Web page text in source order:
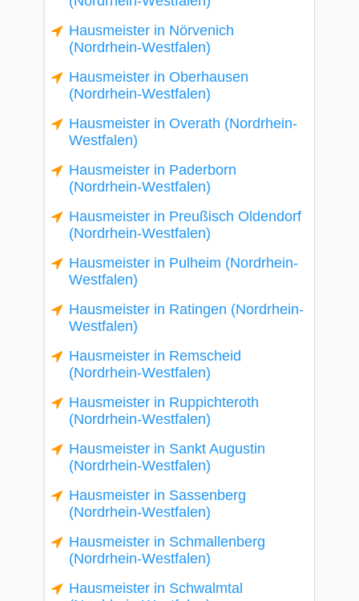
Hausmeister in Nörvenich
(Nordrhein-Westfalen)
Hausmeister in Oberhausen
(Nordrhein-Westfalen)
Hausmeister in Overath (Nordrhein-
Westfalen)
Hausmeister in Paderborn
(Nordrhein-Westfalen)
Hausmeister in Preußisch Oldendorf
(Nordrhein-Westfalen)
Hausmeister in Pulheim (Nordrhein-
Westfalen)
Hausmeister in Ratingen (Nordrhein-
Westfalen)
Hausmeister in Remscheid
(Nordrhein-Westfalen)
Hausmeister in Ruppichteroth
(Nordrhein-Westfalen)
Hausmeister in Sankt Augustin
(Nordrhein-Westfalen)
Hausmeister in Sassenberg
(Nordrhein-Westfalen)
Hausmeister in Schmallenberg
(Nordrhein-Westfalen)
Hausmeister in Schwalmtal